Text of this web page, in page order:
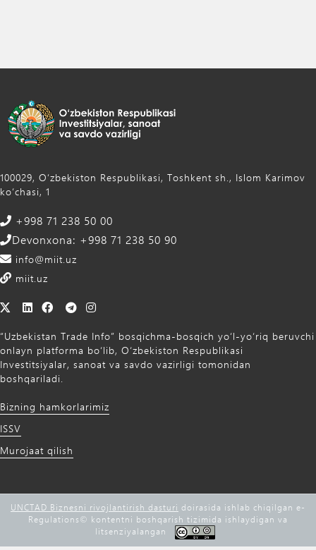
100029, Oʻzbekiston Respublikasi, Toshkent sh., Islom Karimov
ko‘chasi, 1
+998 71 238 50 00
Devonxona: +998 71 238 50 90
info@miit.uz
miit.uz
“Uzbekistan Trade Info” bosqichma-bosqich yo‘l-yo‘riq beruvchi
onlayn platforma bo‘lib, O‘zbekiston Respublikasi
Investitsiyalar, sanoat va savdo vazirligi tomonidan
boshqariladi.
Bizning hamkorlarimiz
ISSV
Murojaat qilish
UNCTAD Biznesni rivojlantirish dasturi doirasida ishlab chiqilgan e-
Regulations©️ kontentni boshqarish tizimida ishlaydigan va
litsenziyalangan